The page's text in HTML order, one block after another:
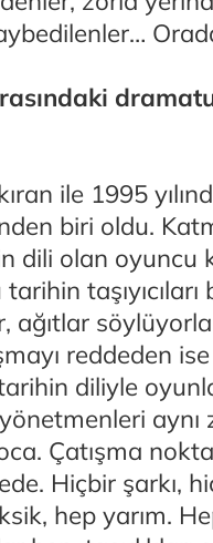
ile 1995
biri oldu.
dili olan oyuncu
taşıyıcıları
ağıtlar
reddeden
diliyle
aynı
Çatışma
Hiçbir şarkı,
hep yarım.